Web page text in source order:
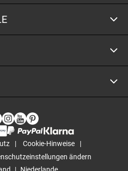
Cookie-Hinweise
ändern